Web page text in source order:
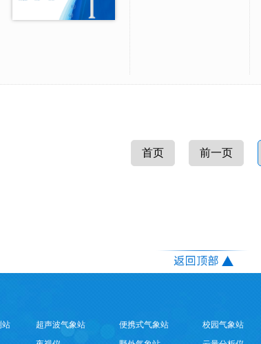
首页 前一页
站 超声波气象站 便携式气象站 校园气象站